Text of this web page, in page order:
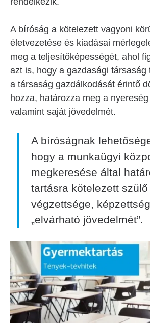
A bíróság a kötelezett vagyoni
életvezetése és kiadásai
meg a teljesítőképességét, ahol
azt is, hogy a gazdasági társaság
a társaság gazdálkodását érintő
hozza, határozza meg a
valamint saját jövedelmét.
A bíróságnak
hogy a munkaügyi
megkeresése által
tartásra kötelezett
végzettsége,
„elvárható jövedelmét”.